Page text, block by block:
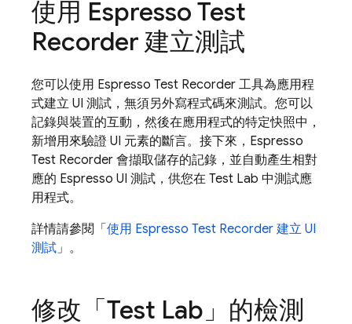
使用 Espresso Test
Recorder 建立測試
您可以使用 Espresso Test Recorder 工具為應用程
式建立 UI 測試，無須另外寫程式碼來測試。您可以
記錄與裝置的互動，然後在應用程式的特定快照中，
新增用來驗證 UI 元素的斷言。接下來，Espresso
Test Recorder 會擷取儲存的記錄，並自動產生相對
應的 Espresso UI 測試，供您在 Test Lab 中測試應
用程式。
詳情請參閱「 使用 Espresso Test Recorder 建立 UI
測試」。
修改「Test Lab 」的檢測